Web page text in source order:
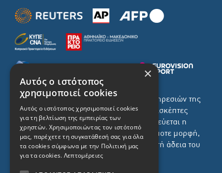
Το σύνολο του περιεχομένου και των υπηρεσιών της
ιστοσελίδας του ΡΙΚ διατίθεται στους επισκέπτες
αυστηρά για προσωπική χρήση. Απαγορεύεται η
χρήση ή επανεκπομπή του, σε οποιοδήποτε μορφή,
με ή χωρίς επεξεργασία και χωρίς γραπτή άδεια του
ΡΙΚ.
×
Αυτός ο ιστότοπος
χρησιμοποιεί cookies
Αυτός ο ιστότοπος χρησιμοποιεί cookies
για τη βελτίωση της εμπειρίας των
χρηστών. Χρησιμοποιώντας τον ιστότοπό
μας, παρέχετε τη συγκατάθεσή σας για όλα
τα cookies σύμφωνα με την Πολιτική μας
για τα cookies. Λεπτομέρειες